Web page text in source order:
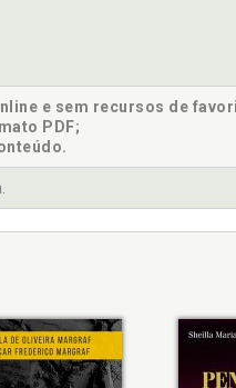
na legislação italiana,
finais e o fechamento
investigação e gestão
de prevenção na
e sem recursos de
PDF;